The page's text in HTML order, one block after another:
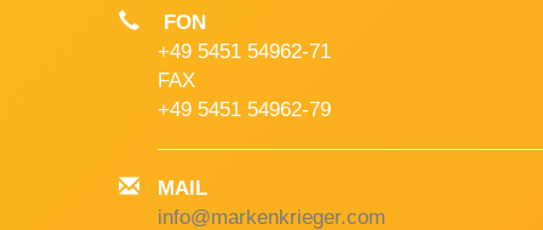
FON
+49 5451 54962-71
FAX
+49 5451 54962-79
MAIL
info@markenkrieger.com